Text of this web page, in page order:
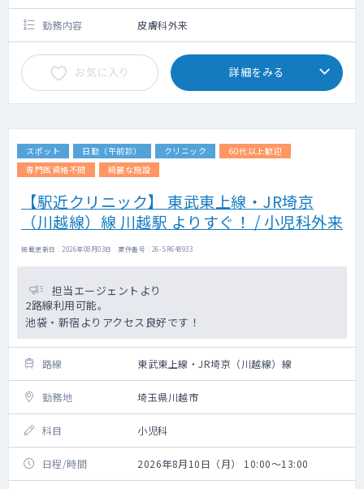
勤務内容 皮膚科外来
お気に入り 詳細をみる
スポット 日勤（午前診） クリニック
60代以上歓迎
専門医資格不問
綺麗な施設
【駅近クリニック】 東武東上線・JR埼京
（川越線）線 川越駅 よりすぐ！ / 小児科外来
掲載更新日 : 2026年08月03日 案件番号 : 26-SR648933
担当エージェントより
2路線利用可能。
池袋・新宿よりアクセス良好です！
路線 東武東上線・JR埼京（川越線）線
勤務地 埼玉県川越市
科目 小児科
日程/時間 2026年8月10日（月） 10:00～13:00